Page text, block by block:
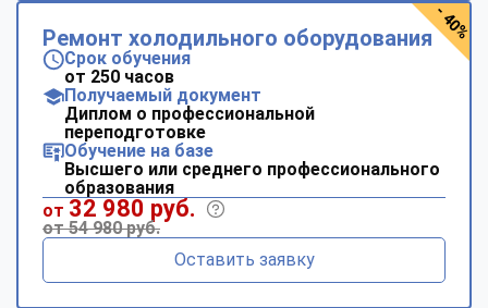
Ремонт холодильного оборудования
Срок обучения
от 250 часов
Получаемый документ
Диплом о профессиональной
переподготовке
Обучение на базе
Высшего или среднего профессионального
образования
от 32 980 руб.
от 54 980 руб.
Оставить заявку
- 40%